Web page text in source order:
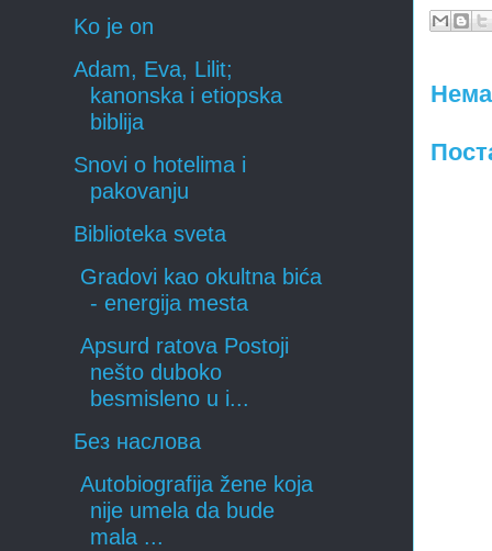
Ko je on
Adam, Eva, Lilit;
kanonska i etiopska
biblija
Snovi o hotelima i
pakovanju
Biblioteka sveta
Gradovi kao okultna bića
- energija mesta
Apsurd ratova Postoji
nešto duboko
besmisleno u i...
Без наслова
Autobiografija žene koja
nije umela da bude
mala ...